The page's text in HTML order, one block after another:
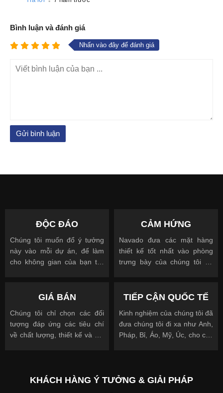
Bình luận và đánh giá
Nhấn vào đây để đánh giá
ĐỘC ĐÁO
Chúng tôi muốn đổ ý tưởng
này vào mỗi dự án, để làm
cho không gian của bạn trở
CẢM HỨNG
Navado đưa các mặt hàng
thiết kế tốt nhất vào phòng
trưng bày của chúng tôi để
GIÁ BÁN
Chúng tôi chỉ chọn các đối
tượng đáp ứng các tiêu chí
về chất lượng, thiết kế và giá
TIẾP CẬN QUỐC TẾ
Kinh nghiệm của chúng tôi đã
đưa chúng tôi đi xa như Anh,
Pháp, Bỉ, Áo, Mỹ, Úc, cho các
KHÁCH HÀNG Ý TƯỞNG & GIẢI PHÁP